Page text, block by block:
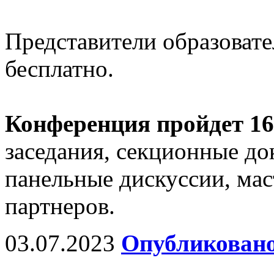
Представители
бесплатно.
Конференция пройдет
заседания, секционные
панельные дискуссии,
партнеров.
03.07.2023